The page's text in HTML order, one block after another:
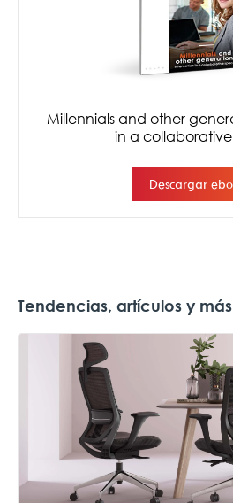
Tendencias, artículos y más